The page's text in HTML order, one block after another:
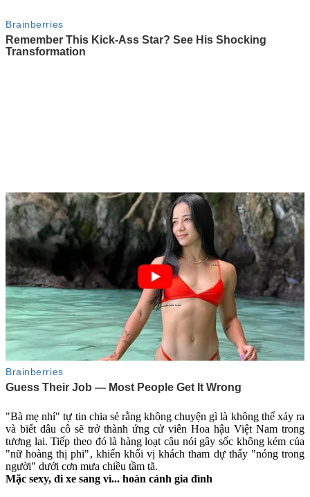
"Bà mẹ nhí" tự tin chia sẻ rằng không chuyện gì là không thể xảy ra
và biết đâu cô sẽ trở thành ứng cử viên Hoa hậu Việt Nam trong
tương lai. Tiếp theo đó là hàng loạt câu nói gây sốc không kém của
"nữ hoàng thị phi", khiến khối vị khách tham dự thấy "nóng trong
người" dưới cơn mưa chiều tầm tã.
Mặc se‌ּxy, đi xe sang vì... hoàn cảnh gia đình